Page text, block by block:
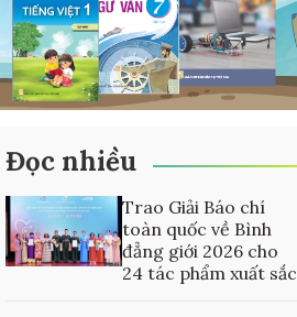
Đọc nhiều
Trao Giải Báo chí
toàn quốc về Bình
đẳng giới 2026 cho
24 tác phẩm xuất sắc